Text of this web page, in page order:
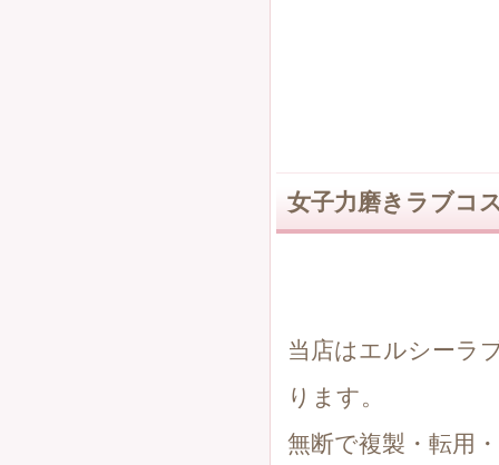
女子力磨きラブコ
当店はエルシーラ
ります。
無断で複製・転用